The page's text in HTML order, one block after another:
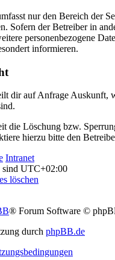
nur den Bereich der
Sofern der Betreiber in
personenbezogene
informieren.
dir auf Anfrage Auskunft,
die Löschung bzw.
hierzu bitte den
Intranet
UTC+02:00
löschen
® Forum Software ©
durch phpBB.de